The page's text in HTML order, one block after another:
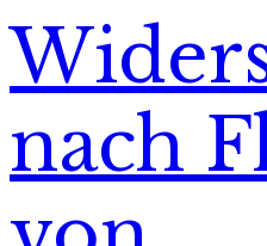
nach